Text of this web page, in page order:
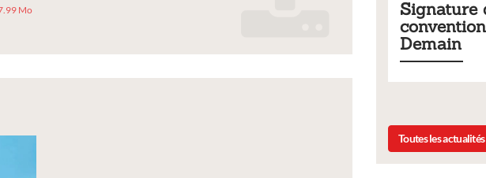
Mo
Réal'Art 2026 -
vos oeuvres lors de notre
Signature de l'avenant à la
convention Petite Ville de
Toutes les actualités